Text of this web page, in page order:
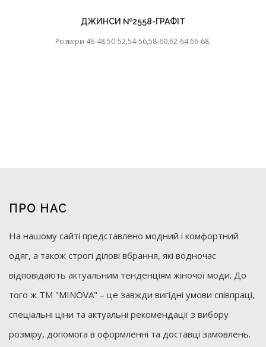
ДЖИНСИ №2558-ГРАФІТ
Розміри 46-48,50-52,54-56,58-60,62-64,66-68,
ПРО НАС
На нашому сайті представлено модний і комфортний
одяг, а також строгі ділові вбрання, які водночас
відповідають актуальним тенденціям жіночої моди. До
того ж ТМ "MINOVA" – це завжди вигідні умови співпраці,
спеціальні ціни та актуальні рекомендації з вибору
розміру, допомога в оформленні та доставці замовлень.